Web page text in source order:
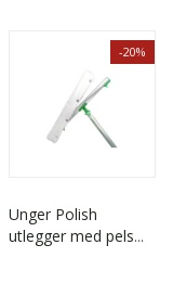
-20%
Unger Polish
utlegger med pels